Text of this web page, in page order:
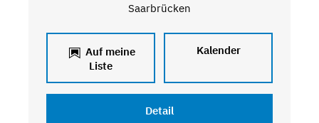
Saarbrücken
Auf meine
Liste
Kalender
Detail